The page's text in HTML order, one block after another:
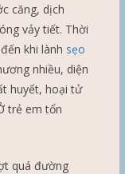
căng, dịch
vảy tiết. Thời
khi lành sẹo
nhiều, diện
huyết, hoại tử
trẻ em tổn
quá đường